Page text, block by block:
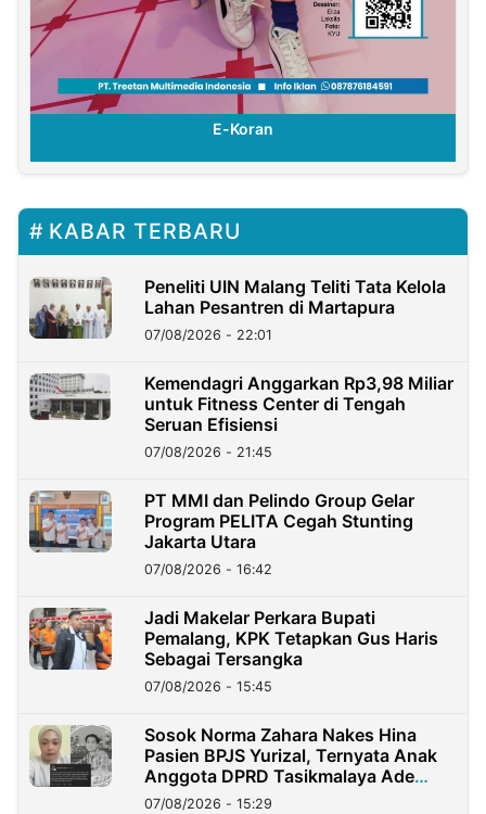
E-Koran
KABAR TERBARU
Peneliti UIN Malang Teliti Tata Kelola
Lahan Pesantren di Martapura
07/08/2026 - 22:01
Kemendagri Anggarkan Rp3,98 Miliar
untuk Fitness Center di Tengah
Seruan Efisiensi
07/08/2026 - 21:45
PT MMI dan Pelindo Group Gelar
Program PELITA Cegah Stunting
Jakarta Utara
07/08/2026 - 16:42
Jadi Makelar Perkara Bupati
Pemalang, KPK Tetapkan Gus Haris
Sebagai Tersangka
07/08/2026 - 15:45
Sosok Norma Zahara Nakes Hina
Pasien BPJS Yurizal, Ternyata Anak
Anggota DPRD Tasikmalaya Ade
Lukman
07/08/2026 - 15:29